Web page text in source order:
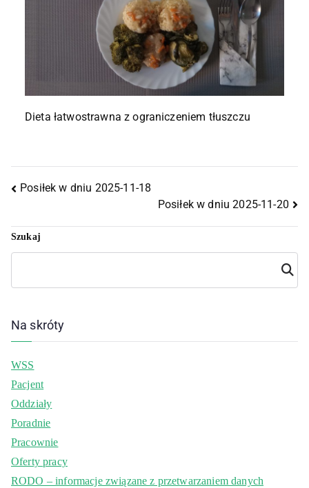
Dieta łatwostrawna z ograniczeniem tłuszczu
Posiłek w dniu 2025-11-18
Posiłek w dniu 2025-11-20
Szukaj
Szuka
j
Na skróty
WSS
Pacjent
Oddziały
Poradnie
Pracownie
Oferty pracy
RODO – informacje związane z przetwarzaniem danych